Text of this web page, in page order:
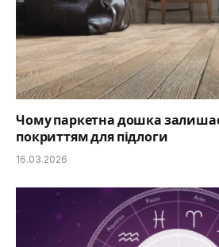
Чому паркетна дошка
покриттям для підлоги
16.03.2026